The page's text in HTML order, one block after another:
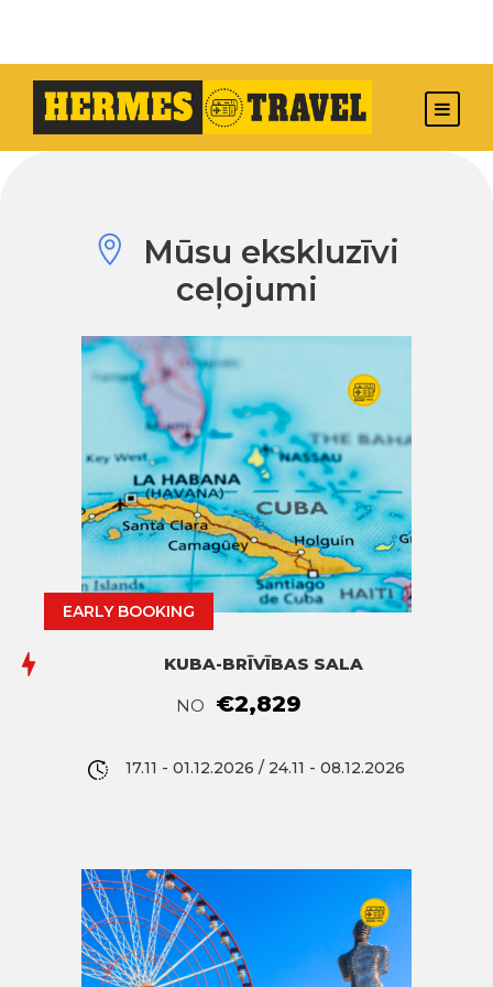
Mūsu ekskluzīvi
ceļojumi
EARLY BOOKING
KUBA-BRĪVĪBAS SALA
NO
€2,829
17.11 - 01.12.2026 / 24.11 - 08.12.2026